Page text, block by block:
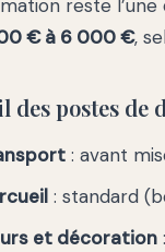
reste
€ à 6 000 €,
des postes de
: avant
: standard
et décoration